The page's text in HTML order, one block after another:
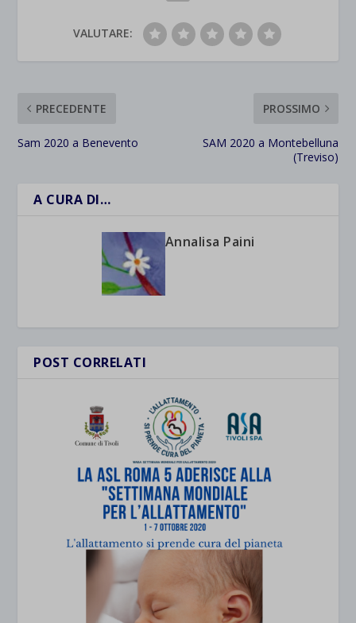
VALUTARE:
PRECEDENTE
Sam 2020 a Benevento
PROSSIMO
SAM 2020 a Montebelluna
(Treviso)
A CURA DI…
Annalisa Paini
POST CORRELATI